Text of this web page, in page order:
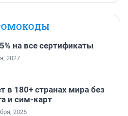
на все сертификаты
2027
в 180+ странах мира без
и сим-карт
2026